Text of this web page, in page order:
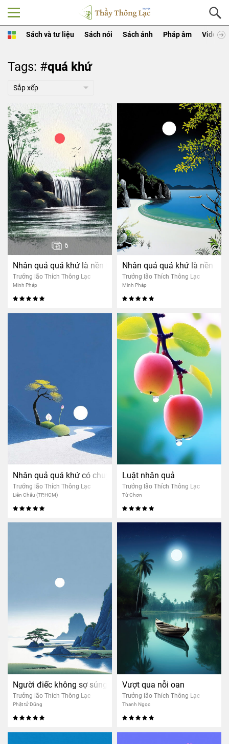
Sách và tư liệu Sách nói Sách ảnh Pháp âm Video
Tags: #quá khứ
6
Nhân quả quá khứ là nền tảng cho nhân quả hiện tại
Trưởng lão Thích Thông Lạc
Minh Pháp
Nhân quả quá khứ là nền
Trưởng lão Thích Thông Lạc
Minh Pháp
Nhân quả quá khứ có chuyển được không?
Trưởng lão Thích Thông Lạc
Liên Châu (TP.HCM)
Luật nhân quả
Trưởng lão Thích Thông Lạc
Từ Chơn
Người điếc không sợ súng
Trưởng lão Thích Thông Lạc
Phật tử Dũng
Vượt qua nỗi oan
Trưởng lão Thích Thông Lạc
Thanh Ngọc